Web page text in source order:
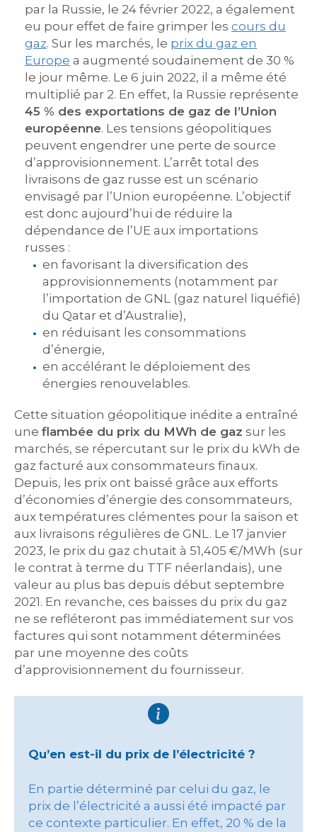
par la Russie, le 24 février 2022, a également
eu pour effet de faire grimper les cours du
gaz. Sur les marchés, le prix du gaz en
Europe a augmenté soudainement de 30 %
le jour même. Le 6 juin 2022, il a même été
multiplié par 2. En effet, la Russie représente
45 % des exportations de gaz de l’Union
européenne. Les tensions géopolitiques
peuvent engendrer une perte de source
d’approvisionnement. L’arrêt total des
livraisons de gaz russe est un scénario
envisagé par l’Union européenne. L’objectif
est donc aujourd’hui de réduire la
dépendance de l’UE aux importations
russes :
en favorisant la diversification des
approvisionnements (notamment par
l’importation de GNL (gaz naturel liquéfié)
du Qatar et d’Australie),
en réduisant les consommations
d’énergie,
en accélérant le déploiement des
énergies renouvelables.
Cette situation géopolitique inédite a entraîné
une flambée du prix du MWh de gaz sur les
marchés, se répercutant sur le prix du kWh de
gaz facturé aux consommateurs finaux.
Depuis, les prix ont baissé grâce aux efforts
d’économies d’énergie des consommateurs,
aux températures clémentes pour la saison et
aux livraisons régulières de GNL. Le 17 janvier
2023, le prix du gaz chutait à 51,405 €/MWh (sur
le contrat à terme du TTF néerlandais), une
valeur au plus bas depuis début septembre
2021. En revanche, ces baisses du prix du gaz
ne se refléteront pas immédiatement sur vos
factures qui sont notamment déterminées
par une moyenne des coûts
d’approvisionnement du fournisseur.
Qu’en est-il du prix de l’électricité ?
En partie déterminé par celui du gaz, le
prix de l’électricité a aussi été impacté par
ce contexte particulier. En effet, 20 % de la